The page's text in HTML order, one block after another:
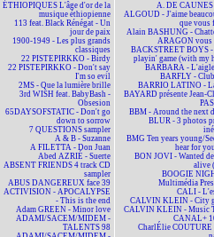
ÉTHIOPIQUES L'âge d'or de la
musique éthiopienne
113 feat. Black Rénégat - Un
jour de paix
1900-1949 - Les plus grands
classiques
22 PISTEPIRKKO - Birdy
22 PISTEPIRKKO - Don't say
I'm so evil
2MS - Que la lumière brille
3rd WISH feat. BabyBash -
Obsesion
65DAYSOFSTATIC - Don't go
down to sorrow
7 QUESTIONS sampler
A & B - Suzanne
A FILETTA - Don Juan
Abed AZRIÉ - Suerte
ABSENT FRIENDS 4 track CD
sampler
ABUS DANGEREUX face 39
ACTIVISION - APOCALYPSE
- This is the end
Adam GREEN - Minor love
ADAMI/SACEM/MIDEM -
TALENTS 98
A. DE
ALGOUD - J'aime
que vous
Alain BASHUNG -
ARAGON vous
BACKSTREET BOYS
playin' game (with my
BARBARA -
BARFLY -
BARRIO LATINO -
BAYARD présente Jean-
BBM - Around the next
BLUR - 3 photos
BMG Ten years young/
hear for
BON JOVI - Wanted
alive
BOOGIE
Multimédia
CALI -
CALVIN KLEIN - City
CALVIN KLEIN - Music
CANAL+
CharlÉlie COUTURE